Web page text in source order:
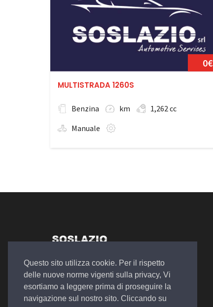
Questo sito utilizza cookie. Per il rispetto
delle nuove norme vigenti sulla privacy, Vi
esortiamo a leggere prima di proseguire la
navigazione sul nostro sito. Cliccando su
0€
MULTISTRADA 1260S
Benzina km
1,262 cc
Manuale
Autosalone Plurimarche
Officina Meccanica
Noleggio a Lungo e Breve Termine